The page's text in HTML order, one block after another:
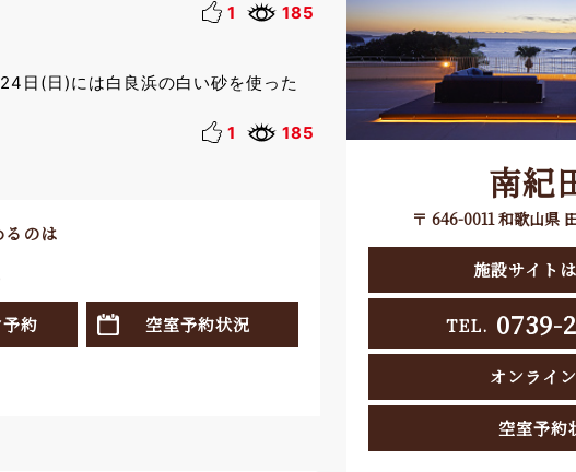
1 185
日(日)には白良浜の白い砂を使った
1
185
るのは
約 空室予約状況
南紀
〒 646-0011 和歌山県
施設サイト
TEL. 0739-
オンライ
空室予約